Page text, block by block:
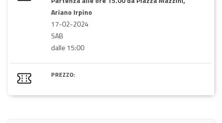
Ariano Irpino
17-02-2024
SAB
dalle 15:00
PREZZO: